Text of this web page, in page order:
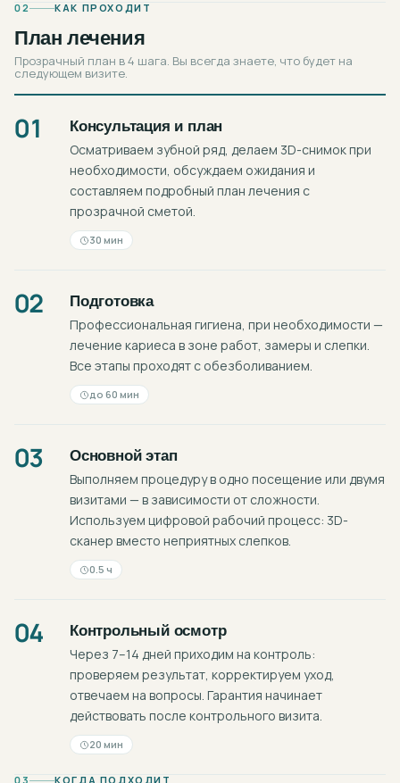
02 КАК ПРОХОДИТ
План лечения
Прозрачный план в 4 шага. Вы всегда знаете, что будет на
следующем визите.
01 Консультация и план
Осматриваем зубной ряд, делаем 3D-снимок при
необходимости, обсуждаем ожидания и
составляем подробный план лечения с
прозрачной сметой.
30 мин
02 Подготовка
Профессиональная гигиена, при необходимости —
лечение кариеса в зоне работ, замеры и слепки.
Все этапы проходят с обезболиванием.
до 60 мин
03 Основной этап
Выполняем процедуру в одно посещение или двумя
визитами — в зависимости от сложности.
Используем цифровой рабочий процесс: 3D-
сканер вместо неприятных слепков.
0.5 ч
04 Контрольный осмотр
Через 7–14 дней приходим на контроль:
проверяем результат, корректируем уход,
отвечаем на вопросы. Гарантия начинает
действовать после контрольного визита.
20 мин
03 КОГДА ПОДХОДИТ